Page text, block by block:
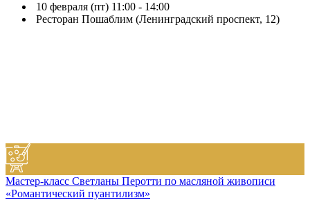
10 февраля (пт) 11:00 - 14:00
Ресторан Пошаблим (Ленинградский проспект, 12)
Мастер-класс Светланы Перотти по масляной живописи
«Романтический пуантилизм»